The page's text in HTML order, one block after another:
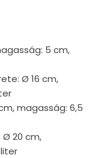
5 cm,
Ø 16 cm,
magasság: 6,5
20 cm,